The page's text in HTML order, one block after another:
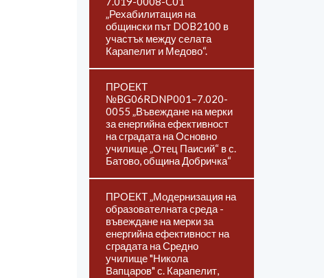
„Рехабилитация на
общински път DOB2100 в
участък между селата
Карапелит и Медово“.
ПРОЕКТ
№BG06RDNP001–7.020-
0055 „Въвеждане на мерки
за енергийна ефективност
на сградата на Основно
училище „Отец Паисий“ в с.
Батово, община Добричка“
ПРОЕКТ „Модернизация на
образователната среда -
въвеждане на мерки за
енергийна ефективност на
сградата на Средно
училище "Никола
Вапцаров" с. Карапелит,